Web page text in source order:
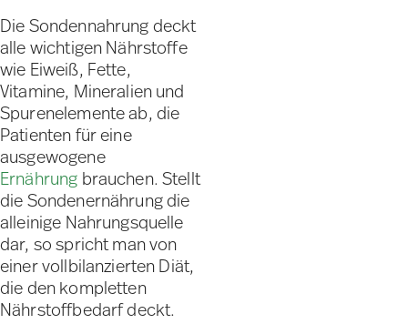
Die Sondennahrung deckt
alle wichtigen Nährstoffe
wie Eiweiß, Fette,
Vitamine, Mineralien und
Spurenelemente ab, die
Patienten für eine
ausgewogene
Ernährung brauchen. Stellt
die Sondenernährung die
alleinige Nahrungsquelle
dar, so spricht man von
einer vollbilanzierten Diät,
die den kompletten
Nährstoffbedarf deckt.